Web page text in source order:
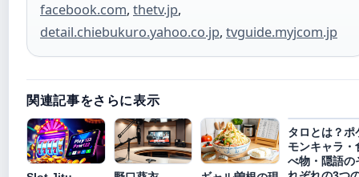
facebook.com, thetv.jp,
detail.chiebukuro.yahoo.co.jp, tvguide.myjcom.jp
関連記事をさらに表示
タロとは？ポ
モンキャラ・
べ物・隠語の